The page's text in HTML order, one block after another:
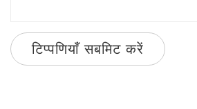
टिप्पणियाँ सबमिट करें